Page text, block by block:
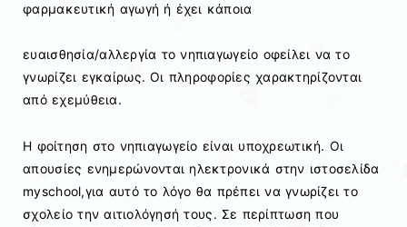
φαρμακευτική αγωγή ή έχει κάποια
ευαισθησία/αλλεργία το νηπιαγωγείο οφείλει να το
γνωρίζει εγκαίρως. Οι πληροφορίες χαρακτηρίζονται
από εχεμύθεια.
Η φοίτηση στο νηπιαγωγείο είναι υποχρεωτική. Οι
απουσίες ενημερώνονται ηλεκτρονικά στην ιστοσελίδα
myschool,για αυτό το λόγο θα πρέπει να γνωρίζει το
σχολείο την αιτιολόγησή τους. Σε περίπτωση που